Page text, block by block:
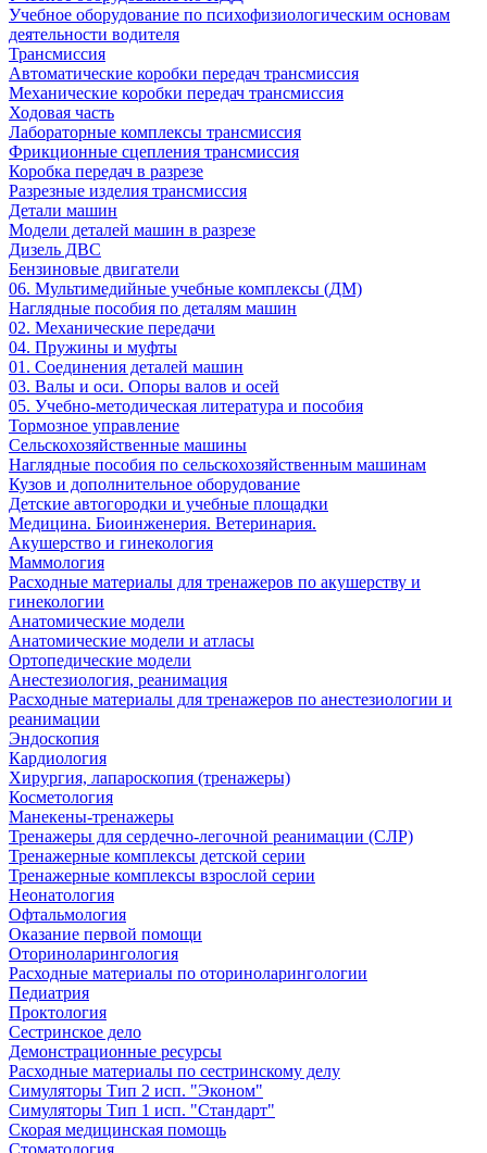
Учебное оборудование по психофизиологическим основам
деятельности водителя
Трансмиссия
Автоматические коробки передач трансмиссия
Механические коробки передач трансмиссия
Ходовая часть
Лабораторные комплексы трансмиссия
Фрикционные сцепления трансмиссия
Коробка передач в разрезе
Разрезные изделия трансмиссия
Детали машин
Модели деталей машин в разрезе
Дизель ДВС
Бензиновые двигатели
06. Мультимедийные учебные комплексы (ДМ)
Наглядные пособия по деталям машин
02. Механические передачи
04. Пружины и муфты
01. Соединения деталей машин
03. Валы и оси. Опоры валов и осей
05. Учебно-методическая литература и пособия
Тормозное управление
Сельскохозяйственные машины
Наглядные пособия по сельскохозяйственным машинам
Кузов и дополнительное оборудование
Детские автогородки и учебные площадки
Медицина. Биоинженерия. Ветеринария.
Акушерство и гинекология
Маммология
Расходные материалы для тренажеров по акушерству и
гинекологии
Анатомические модели
Анатомические модели и атласы
Ортопедические модели
Анестезиология, реанимация
Расходные материалы для тренажеров по анестезиологии и
реанимации
Эндоскопия
Кардиология
Хирургия, лапароскопия (тренажеры)
Косметология
Манекены-тренажеры
Тренажеры для сердечно-легочной реанимации (СЛР)
Тренажерные комплексы детской серии
Тренажерные комплексы взрослой серии
Неонатология
Офтальмология
Оказание первой помощи
Оториноларингология
Расходные материалы по оториноларингологии
Педиатрия
Проктология
Сестринское дело
Демонстрационные ресурсы
Расходные материалы по сестринскому делу
Симуляторы Тип 2 исп. "Эконом"
Симуляторы Тип 1 исп. "Стандарт"
Скорая медицинская помощь
Стоматология